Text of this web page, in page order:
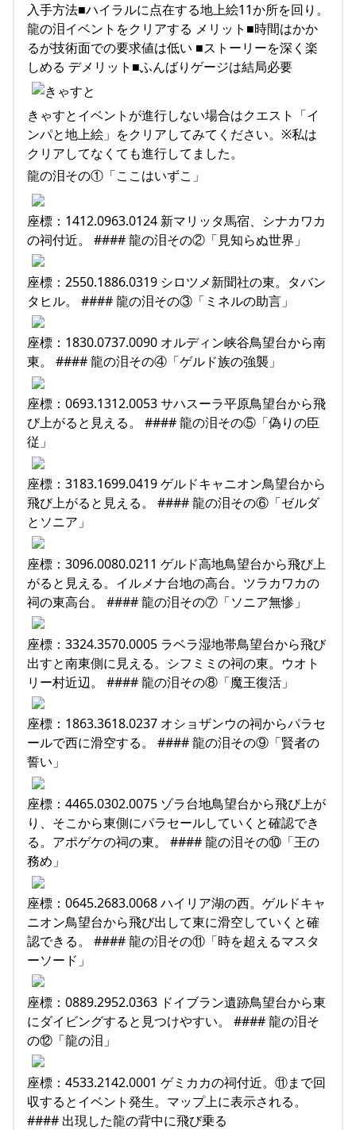
入手方法■ハイラルに点在する地上絵11か所を回り。
龍の泪イベントをクリアする メリット■時間はかか
るが技術面での要求値は低い ■ストーリーを深く楽
しめる デメリット■ふんばりゲージは結局必要
きゃすとイベントが進行しない場合はクエスト「イ
ンパと地上絵」をクリアしてみてください。※私は
クリアしてなくても進行してました。
龍の泪その①「ここはいずこ」
座標：1412.0963.0124 新マリッタ馬宿、シナカワカ
の祠付近。 #### 龍の泪その②「見知らぬ世界」
座標：2550.1886.0319 シロツメ新聞社の東。タバン
タヒル。 #### 龍の泪その③「ミネルの助言」
座標：1830.0737.0090 オルディン峡谷鳥望台から南
東。 #### 龍の泪その④「ゲルド族の強襲」
座標：0693.1312.0053 サハスーラ平原鳥望台から飛
び上がると見える。 #### 龍の泪その⑤「偽りの臣
従」
座標：3183.1699.0419 ゲルドキャニオン鳥望台から
飛び上がると見える。 #### 龍の泪その⑥「ゼルダ
とソニア」
座標：3096.0080.0211 ゲルド高地鳥望台から飛び上
がると見える。イルメナ台地の高台。ツラカワカの
祠の東高台。 #### 龍の泪その⑦「ソニア無惨」
座標：3324.3570.0005 ラベラ湿地帯鳥望台から飛び
出すと南東側に見える。シフミミの祠の東。ウオト
リー村近辺。 #### 龍の泪その⑧「魔王復活」
座標：1863.3618.0237 オショザンウの祠からパラセ
ールで西に滑空する。 #### 龍の泪その⑨「賢者の
誓い」
座標：4465.0302.0075 ゾラ台地鳥望台から飛び上が
り、そこから東側にパラセールしていくと確認でき
る。アポゲケの祠の東。 #### 龍の泪その⑩「王の
務め」
座標：0645.2683.0068 ハイリア湖の西。ゲルドキャ
ニオン鳥望台から飛び出して東に滑空していくと確
認できる。 #### 龍の泪その⑪「時を超えるマスタ
ーソード」
座標：0889.2952.0363 ドイブラン遺跡鳥望台から東
にダイビングすると見つけやすい。 #### 龍の泪そ
の⑫「龍の泪」
座標：4533.2142.0001 ゲミカカの祠付近。⑪まで回
収するとイベント発生。マップ上に表示される。
#### 出現した龍の背中に飛び乗る